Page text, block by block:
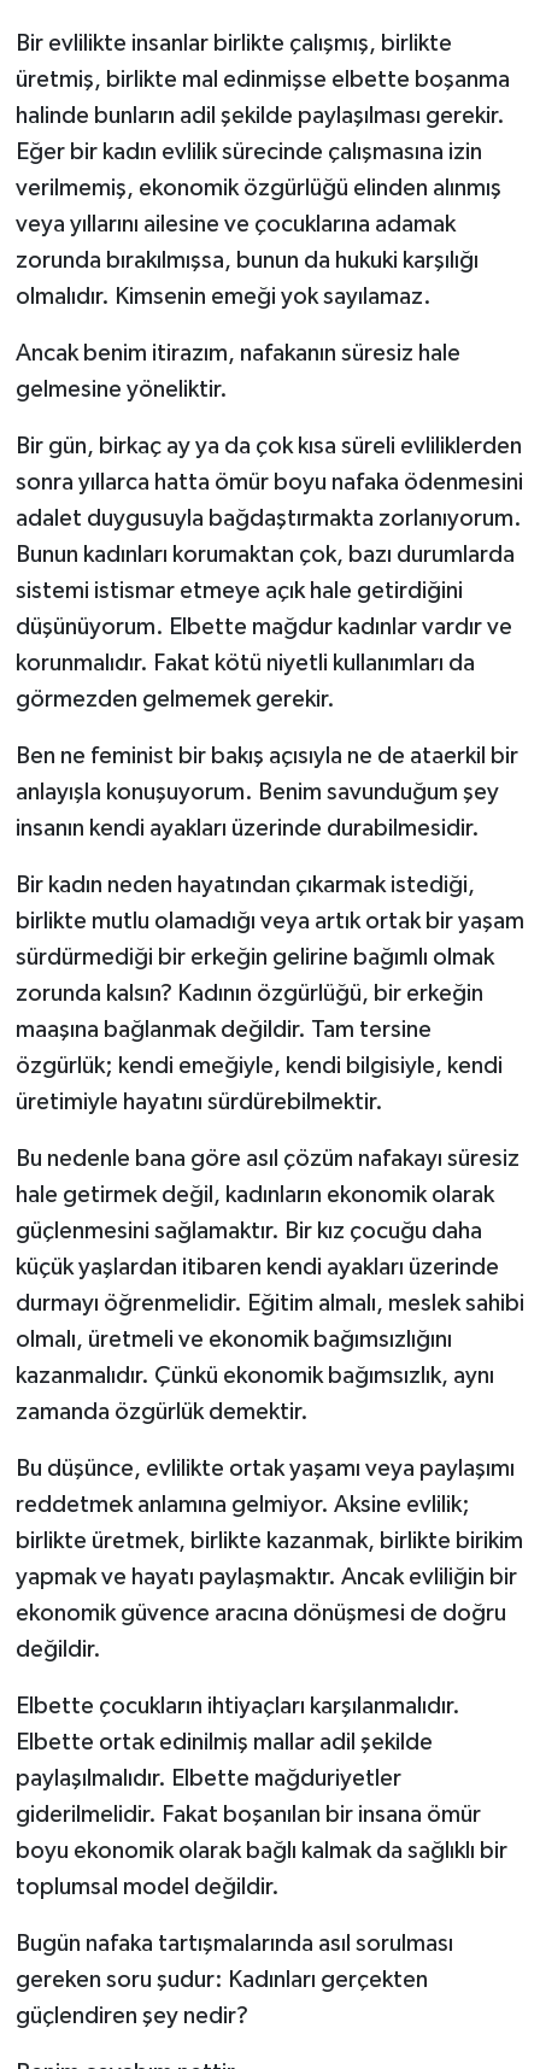
Bir evlilikte insanlar birlikte çalışmış, birlikte
üretmiş, birlikte mal edinmişse elbette boşanma
halinde bunların adil şekilde paylaşılması gerekir.
Eğer bir kadın evlilik sürecinde çalışmasına izin
verilmemiş, ekonomik özgürlüğü elinden alınmış
veya yıllarını ailesine ve çocuklarına adamak
zorunda bırakılmışsa, bunun da hukuki karşılığı
olmalıdır. Kimsenin emeği yok sayılamaz.
Ancak benim itirazım, nafakanın süresiz hale
gelmesine yöneliktir.
Bir gün, birkaç ay ya da çok kısa süreli evliliklerden
sonra yıllarca hatta ömür boyu nafaka ödenmesini
adalet duygusuyla bağdaştırmakta zorlanıyorum.
Bunun kadınları korumaktan çok, bazı durumlarda
sistemi istismar etmeye açık hale getirdiğini
düşünüyorum. Elbette mağdur kadınlar vardır ve
korunmalıdır. Fakat kötü niyetli kullanımları da
görmezden gelmemek gerekir.
Ben ne feminist bir bakış açısıyla ne de ataerkil bir
anlayışla konuşuyorum. Benim savunduğum şey
insanın kendi ayakları üzerinde durabilmesidir.
Bir kadın neden hayatından çıkarmak istediği,
birlikte mutlu olamadığı veya artık ortak bir yaşam
sürdürmediği bir erkeğin gelirine bağımlı olmak
zorunda kalsın? Kadının özgürlüğü, bir erkeğin
maaşına bağlanmak değildir. Tam tersine
özgürlük; kendi emeğiyle, kendi bilgisiyle, kendi
üretimiyle hayatını sürdürebilmektir.
Bu nedenle bana göre asıl çözüm nafakayı süresiz
hale getirmek değil, kadınların ekonomik olarak
güçlenmesini sağlamaktır. Bir kız çocuğu daha
küçük yaşlardan itibaren kendi ayakları üzerinde
durmayı öğrenmelidir. Eğitim almalı, meslek sahibi
olmalı, üretmeli ve ekonomik bağımsızlığını
kazanmalıdır. Çünkü ekonomik bağımsızlık, aynı
zamanda özgürlük demektir.
Bu düşünce, evlilikte ortak yaşamı veya paylaşımı
reddetmek anlamına gelmiyor. Aksine evlilik;
birlikte üretmek, birlikte kazanmak, birlikte birikim
yapmak ve hayatı paylaşmaktır. Ancak evliliğin bir
ekonomik güvence aracına dönüşmesi de doğru
değildir.
Elbette çocukların ihtiyaçları karşılanmalıdır.
Elbette ortak edinilmiş mallar adil şekilde
paylaşılmalıdır. Elbette mağduriyetler
giderilmelidir. Fakat boşanılan bir insana ömür
boyu ekonomik olarak bağlı kalmak da sağlıklı bir
toplumsal model değildir.
Bugün nafaka tartışmalarında asıl sorulması
gereken soru şudur: Kadınları gerçekten
güçlendiren şey nedir?
Yeme-İçme
Yemek